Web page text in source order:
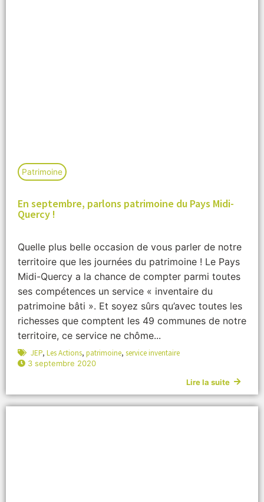
Patrimoine
En septembre, parlons patrimoine du Pays Midi-
Quercy !
Quelle plus belle occasion de vous parler de notre
territoire que les journées du patrimoine ! Le Pays
Midi-Quercy a la chance de compter parmi toutes
ses compétences un service « inventaire du
patrimoine bâti ». Et soyez sûrs qu’avec toutes les
richesses que comptent les 49 communes de notre
territoire, ce service ne chôme...
JEP, Les Actions, patrimoine, service inventaire
3 septembre 2020
Lire la suite